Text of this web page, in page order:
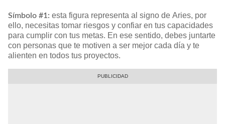
Símbolo #1: esta figura representa al signo de Aries, por
ello, necesitas tomar riesgos y confiar en tus capacidades
para cumplir con tus metas. En ese sentido, debes juntarte
con personas que te motiven a ser mejor cada día y te
alienten en todos tus proyectos.